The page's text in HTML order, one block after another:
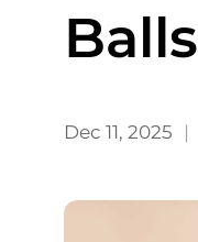
Balls
Dec 11, 2025